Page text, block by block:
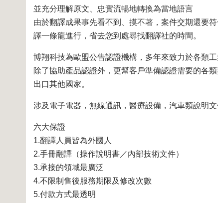
並充分理解原文、忠實流暢地轉換為當地語言
由於翻譯成果事先看不到、摸不著，案件交期還要
譯一條龍進行，省去您到處尋找翻譯社的時間。
博翔科技為歐盟公告認證機構，多年來致力於各類
除了協助產品認證外，更幫客戶準備認證需要的各
出口其他國家。
涉及電子電器，無線通訊，醫療設備，汽車類說明
六大保證
1.翻譯人員皆為外國人
2.手冊翻譯（操作說明書／內部技術文件）
3.承接的領域最廣泛
4.不限制售後服務期限及修改次數
5.付款方式最透明